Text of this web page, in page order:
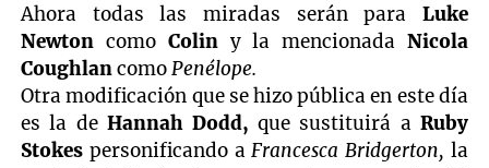
Ahora todas las miradas serán para Luke
Newton como Colin y la mencionada Nicola
CoughlancomoPenélope.
Otra modificación que se hizo pública en este día
es la de Hannah Dodd, que sustituirá a Ruby
Stokes personificando aFrancesca Bridgerton, la